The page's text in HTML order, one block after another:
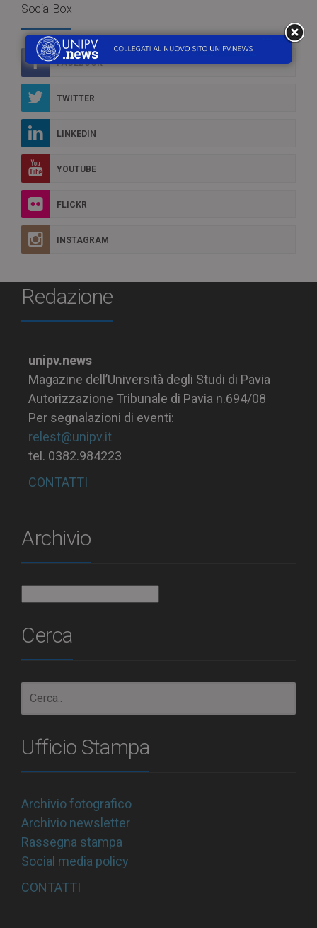
Social Box
FACEBOOK
TWITTER
LINKEDIN
YOUTUBE
FLICKR
INSTAGRAM
Redazione
unipv.news
Magazine dell’Università degli Studi di Pavia
Autorizzazione Tribunale di Pavia n.694/08
Per segnalazioni di eventi:
relest@unipv.it
tel. 0382.984223
CONTATTI
Archivio
Cerca
Ufficio Stampa
Archivio fotografico
Archivio newsletter
Rassegna stampa
Social media policy
CONTATTI